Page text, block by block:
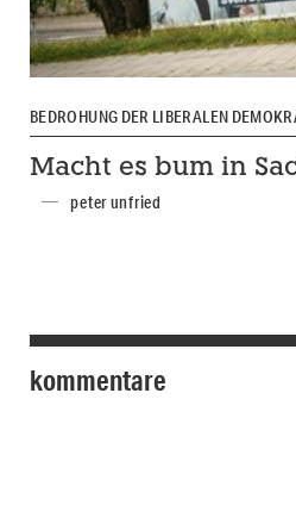
BEDROHUNG DER LIBERALEN
Macht es bum in
peter unfried
kommentare